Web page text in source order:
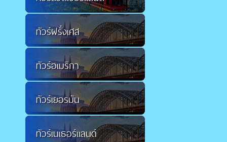
ทัวร์ฝรั่งเศส
ทัวร์อเมริกา
ทัวร์เยอรมัน
ทัวร์เนเธอร์แลนด์